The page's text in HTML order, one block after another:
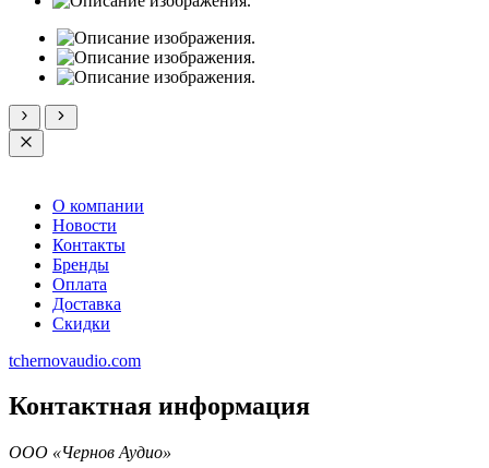
О компании
Новости
Контакты
Бренды
Оплата
Доставка
Скидки
tchernovaudio.com
Контактная информация
ООО «Чернов Аудио»